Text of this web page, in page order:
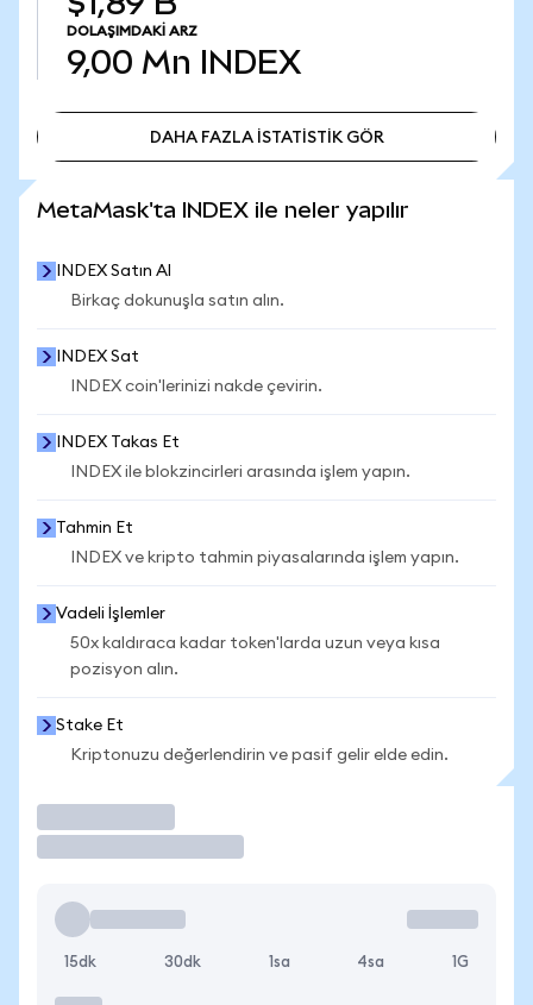
DOLAŞIMDAKI ARZ
9,00 Mn INDEX
DAHA FAZLA İSTATİSTİK GÖR
MetaMask'ta INDEX ile neler yapılır
INDEX Satın Al
Birkaç dokunuşla satın alın.
INDEX Sat
INDEX coin'lerinizi nakde çevirin.
INDEX Takas Et
INDEX ile blokzincirleri arasında işlem yapın.
Tahmin Et
INDEX ve kripto tahmin piyasalarında işlem yapın.
Vadeli İşlemler
50x kaldıraca kadar token'larda uzun veya kısa
pozisyon alın.
Stake Et
Kriptonuzu değerlendirin ve pasif gelir elde edin.
15dk 30dk 1sa 4sa 1G